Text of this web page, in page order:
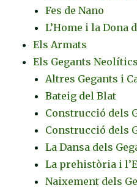
Fes de Nano
L’Home i la Dona
Els Armats
Els Gegants Neolítics
Altres Gegants i
Bateig del Blat
Construcció dels
Construcció dels
La Dansa dels
La prehistòria i
Naixement dels